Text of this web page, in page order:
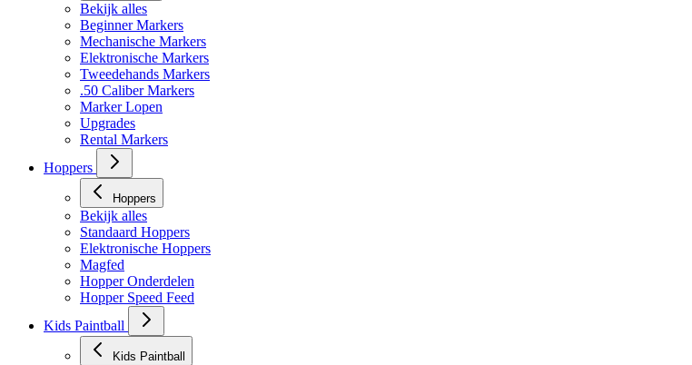
Bekijk alles
Beginner Markers
Mechanische Markers
Elektronische Markers
Tweedehands Markers
.50 Caliber Markers
Marker Lopen
Upgrades
Rental Markers
Hoppers
Hoppers
Bekijk alles
Standaard Hoppers
Elektronische Hoppers
Magfed
Hopper Onderdelen
Hopper Speed Feed
Kids Paintball
Kids Paintball